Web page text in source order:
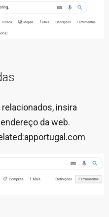
insira
da web.